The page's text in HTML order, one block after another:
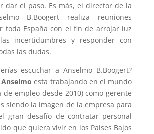
dar el paso. Es más, el director de la
B.Boogert realiza reuniones
toda España con el fin de arrojar luz
incertidumbres y responder con
las dudas.
escuchar a Anselmo B.Boogert?
Anselmo esta trabajando en el mundo
de empleo desde 2010) como gerente
siendo la imagen de la empresa para
gran desafío de contratar personal
que quiera vivir en los Países Bajos